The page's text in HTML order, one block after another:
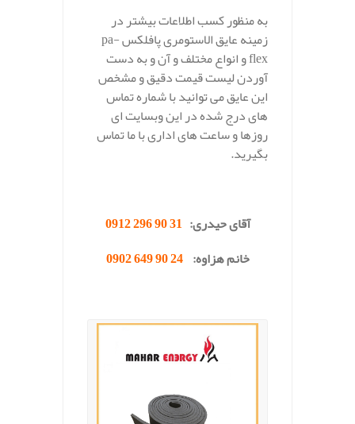
به منظور کسب اطلاعات بیشتر در
زمینه عایق الاستومری پافلکس pa-
flex و انواع مختلف و آن و به دست
آوردن لیست قیمت دقیق و مشخص
این عایق می توانید با شماره تماس
های درج شده در این وبسایت ای
روزها و ساعت های اداری با ما تماس
بگیرید.
آقای حیدری: 31 90 296 0912
خانم هزاوه:24 90 649 0902